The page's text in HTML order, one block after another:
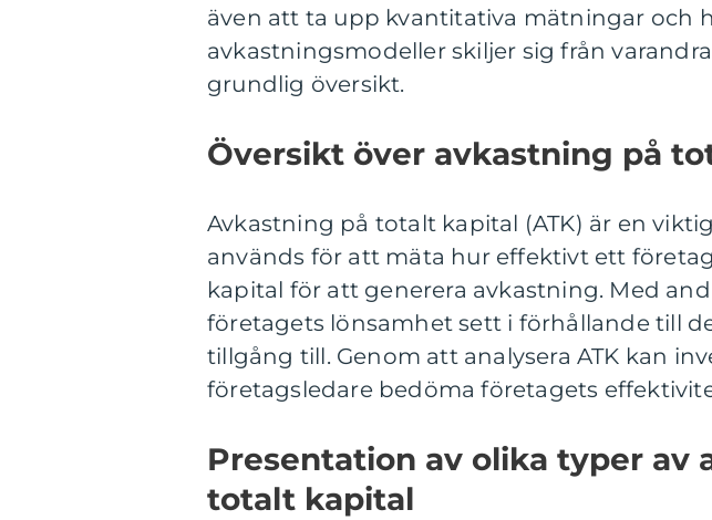
även att ta upp kvantitativa mätningar och
avkastningsmodeller skiljer sig från
grundlig översikt.
Översikt över avkastning på
Avkastning på totalt kapital (ATK) är en
används för att mäta hur effektivt ett
kapital för att generera avkastning. Med
företagets lönsamhet sett i förhållande till
tillgång till. Genom att analysera ATK kan
företagsledare bedöma företagets
Presentation av olika typer av
totalt kapital